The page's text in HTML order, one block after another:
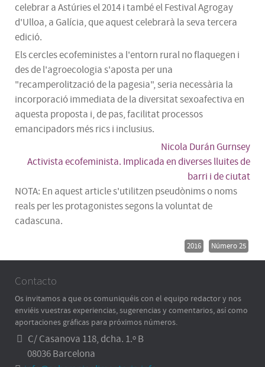
celebrar a Astúries el 2014 i també el FestivalAgrogay
d'Ulloa, a Galícia, que aquest celebrarà la seva tercera
edició.
Els cerclesecofeministesa l'entorn rural no flaquegen i
des de l'agroecologia s'aposta per una
"recamperolitzacióde la pagesia", seria necessària la
incorporació immediata de la diversitatsexoafectivaen
aquesta proposta i, de pas, facilitat processos
emancipadors més rics i inclusius.
Nicola Durán Gurnsey
Activista ecofeminista. Implicada en diverses lluites de
barri i de ciutat
NOTA: En aquest article s'utilitzen pseudònims o noms
reals per les protagonistes segons la voluntat de
cadascuna.
2016 Número 25
Contacto
Os invitamos a que os comuniquéis con el equipo redactor y nos
enviéis vuestras experiencias, sugerencias y comentarios, así como
aportaciones gráficas para próximos números.
C/ Casanova 118, dcha. 1.º B
08036 Barcelona